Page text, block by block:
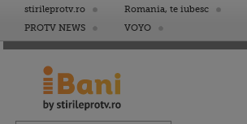
stirileprotv.ro Romania, te iubesc
PROTV NEWS
VOYO